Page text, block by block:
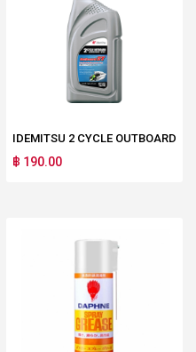
IDEMITSU 2 CYCLE OUTBOARD
฿ 190.00